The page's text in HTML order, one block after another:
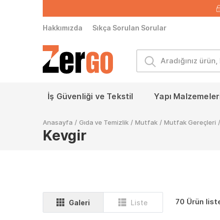
Hakkımızda Sıkça Sorulan Sorular
İş Güvenliği ve Tekstil Yapı
Anasayfa / Gıda ve Temizlik / Mutfak / Mutfak Gereçleri /
Kevgir
Galeri Liste 70 Ürün